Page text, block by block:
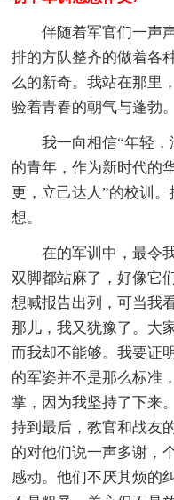
伴随着军官们一声声
排的方队整齐的做着各
么的新奇。我站在那里
验着青春的朝气与蓬勃。
我一向相信“年轻，
的青年，作为新时代的
更，立己达人”的校训
想。
在的军训中，最令我
双脚都站麻了，好像它
想喊报告出列，可当我
那儿，我又犹豫了。大
而我却不能够。我要证
的军姿并不是那么标准
掌，因为我坚持了下来
持到最后，教官和战友
的对他们说一声多谢，
感动。他们不厌其烦的